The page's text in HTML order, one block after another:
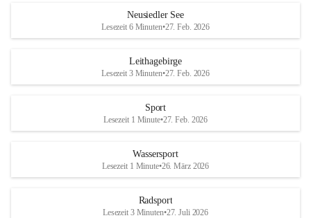
S
und den daraus folgenden wirtschaftlichen
Maßnahmen zur Bekämpfung
Rebe und der Amerikanischen
Anhang VBl. EU Nr. 18
1 Seite•1,4 MB
VBl. EU Nr. 18_2026
r
S
Neusiedler See
Lesezeit 6 Minuten•27. Feb. 2026
Leithagebirge
Lesezeit 3 Minuten•27. Feb. 2026
Sport
Lesezeit 1 Minute•27. Feb. 2026
Wassersport
Lesezeit 1 Minute•26. März 2026
Radsport
Lesezeit 3 Minuten•27. Juli 2026